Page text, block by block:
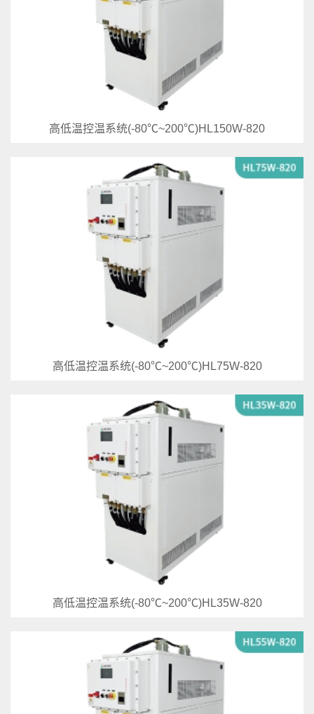
高低温控温系统(-80℃~200℃)HL150W-820
高低温控温系统(-80℃~200℃)HL75W-820
高低温控温系统(-80℃~200℃)HL35W-820